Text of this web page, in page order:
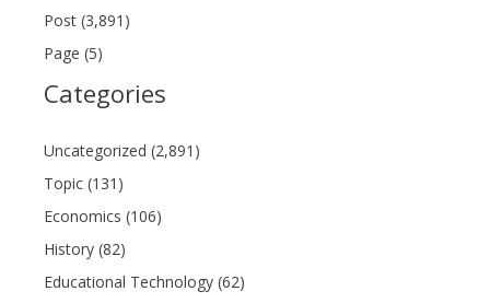
Post (3,891)
Page (5)
Categories
Uncategorized (2,891)
Topic (131)
Economics (106)
History (82)
Educational Technology (62)